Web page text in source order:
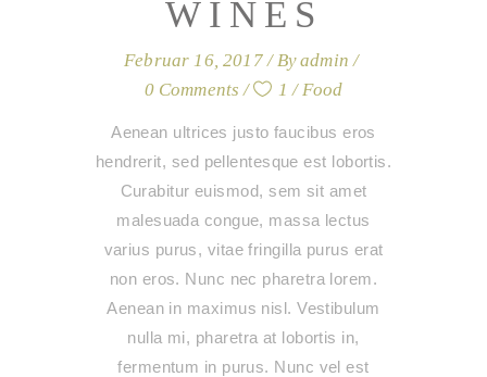
WINES
Februar 16, 2017 Byadmin
0 Comments
1 Food
Aenean ultrices justo faucibus eros
hendrerit, sed pellentesque est lobortis.
Curabitur euismod, sem sit amet
malesuada congue, massa lectus
varius purus, vitae fringilla purus erat
non eros. Nunc nec pharetra lorem.
Aenean in maximus nisl. Vestibulum
nulla mi, pharetra at lobortis in,
fermentum in purus. Nunc vel est